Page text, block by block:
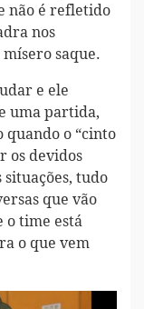
não é refletido
nos
saque.
e ele
uma partida,
quando o “cinto
os devidos
tudo
que vão
o time está
o que vem